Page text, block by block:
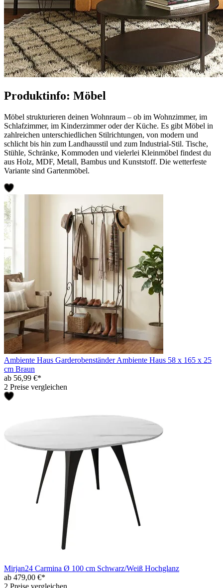
Produktinfo: Möbel
Möbel strukturieren deinen Wohnraum – ob im Wohnzimmer, im
Schlafzimmer, im Kinderzimmer oder der Küche. Es gibt Möbel in
zahlreichen unterschiedlichen Stilrichtungen, von modern und
schlicht bis hin zum Landhausstil und zum Industrial-Stil. Tische,
Stühle, Schränke, Kommoden und vielerlei Kleinmöbel findest du
aus Holz, MDF, Metall, Bambus und Kunststoff. Die wetterfeste
Variante sind Gartenmöbel.
Ambiente Haus Garderobenständer Ambiente Haus 58 x 165 x 25
cm Braun
ab 56,99 €*
2 Preise vergleichen
Mirjan24 Carmina Ø 100 cm Schwarz/Weiß Hochglanz
ab 479,00 €*